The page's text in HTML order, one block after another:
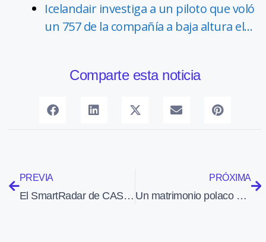
Icelandair investiga a un piloto que voló
un 757 de la compañía a baja altura el…
Comparte esta noticia
PREVIA
El SmartRadar de CASSIDIAN abre nuevas posibilidades a la vigilancia terrestre desde el aire
PRÓXIMA
Un matrimonio polaco abandona a su hija de dos años en el aeropuerto de Katowice al tener el pasaporte caducado